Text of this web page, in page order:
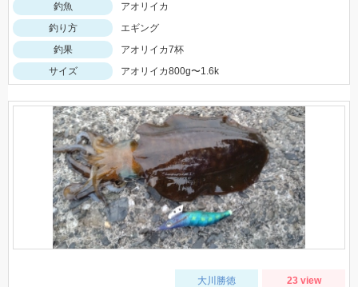
釣魚
アオリイカ
釣り方
エギング
釣果
アオリイカ7杯
サイズ
アオリイカ800g〜1.6k
大川勝徳 23 view